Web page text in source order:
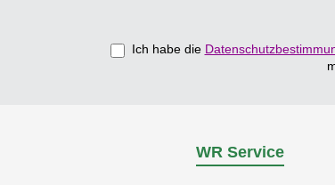
Ich habe die
WR Service